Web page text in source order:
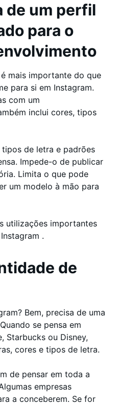
de um perfil
para o
mais importante do que
para si em Instagram.
com um
inclui cores, tipos
de letra e padrões
Impede-o de publicar
Limita o que pode
um modelo à mão para
utilizações importantes
.
de
Bem, precisa de uma
se pensa em
Starbucks ou Disney,
cores e tipos de letra.
de pensar em toda a
empresas
a conceberem. Se for